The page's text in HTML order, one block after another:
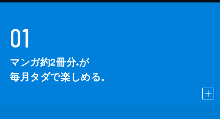
01
マンガ約2冊分※が
毎月タダで楽しめる。